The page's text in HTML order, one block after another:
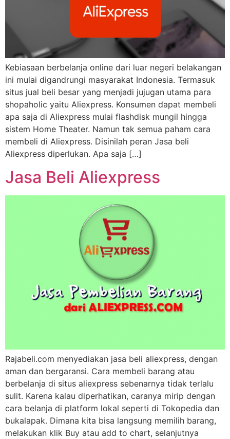
Kebiasaan berbelanja online dari luar negeri belakangan
ini mulai digandrungi masyarakat Indonesia. Termasuk
situs jual beli besar yang menjadi jujugan utama para
shopaholic yaitu Aliexpress. Konsumen dapat membeli
apa saja di Aliexpress mulai flashdisk mungil hingga
sistem Home Theater. Namun tak semua paham cara
membeli di Aliexpress. Disinilah peran Jasa beli
Aliexpress diperlukan. Apa saja […]
Jasa Beli Aliexpress
Rajabeli.com menyediakan jasa beli aliexpress, dengan
aman dan bergaransi. Cara membeli barang atau
berbelanja di situs aliexpress sebenarnya tidak terlalu
sulit. Karena kalau diperhatikan, caranya mirip dengan
cara belanja di platform lokal seperti di Tokopedia dan
bukalapak. Dimana kita bisa langsung memilih barang,
melakukan klik Buy atau add to chart, selanjutnya